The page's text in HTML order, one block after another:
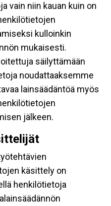
vain niin kauan kuin on
kulloinkin
mukaisesti.
säilyttämään
noudattaaksemme
lainsäädäntöä myös
jälkeen.
käsittely on
henkilötietoja